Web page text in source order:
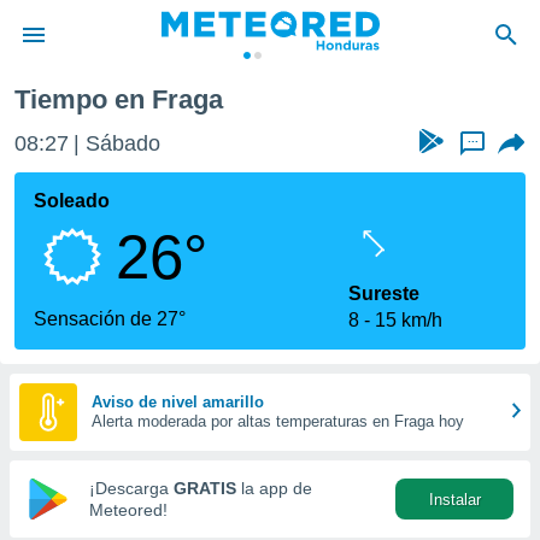
de
ha sido
calidad.
a este
las
y
forma
digital
basada
Tiempo en Fraga
08:27 Sábado ...
Soleado
26°
Sensación de 27°
Sureste
8
15 km/h
Aviso de nivel amarillo
Alerta moderada por altas temperaturas en Fraga hoy
¡Descarga GRATIS la app de
Meteored!
Instalar